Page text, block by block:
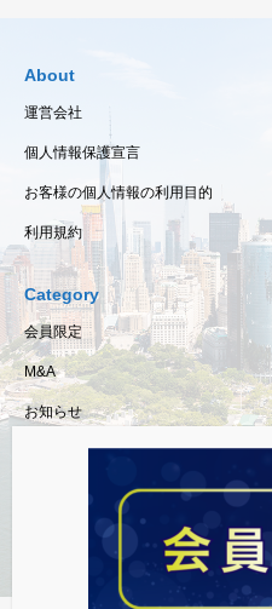
About
運営会社
個人情報保護宣言
お客様の個人情報の利用目的
利用規約
Category
会員限定
M&A
お知らせ